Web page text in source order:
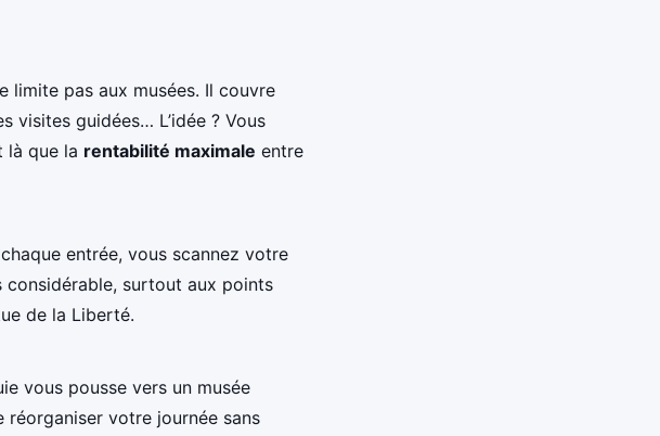
limite pas aux musées. Il couvre
visites guidées… L’idée ? Vous
là que la rentabilité maximale entre
entrée, vous scannez votre
considérable, surtout aux points
de la Liberté.
vous pousse vers un musée
réorganiser votre journée sans